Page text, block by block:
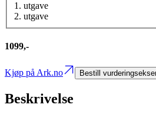
1. utgave
2. utgave
1099,-
Kjøp på Ark.no Bestill
Beskrivelse